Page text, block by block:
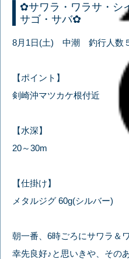
✿サワラ・ワラサ・シ
サゴ・サバ✿
8月1日(土) 中潮 釣行人数
【ポイント】
剣崎沖マツカケ根付近
【水深】
20～30m
【仕掛け】
メタルジグ 60g(シルバー)
朝一番、6時ごろにサワラ＆
幸先良好♪と思いきや、その